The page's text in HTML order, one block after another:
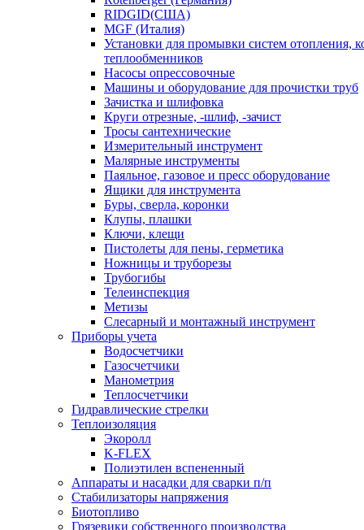
RIDGID(США)
MGF (Италия)
Установки для промывки систем отопления,
теплообменников
Насосы опрессовочные
Машины и оборудование для прочистки труб
Зачистка и шлифовка
Круги отрезные, -шлиф, -зачист
Тросы сантехнические
Измерительный инструмент
Малярные инструменты
Паяльное, газовое и пресс оборудование
Ящики для инструмента
Буры, сверла, коронки
Клупы, плашки
Ключи, клещи
Пистолеты для пены, герметика
Ножницы и труборезы
Трубогибы
Телеинспекция
Метизы
Слесарный и монтажный инструмент
Приборы учета
Водосчетчики
Газосчетчики
Манометрия
Теплосчетчики
Гидравлические стрелки
Теплоизоляция
Экоролл
K-FLEX
Полиэтилен вспененный
Аппараты и насадки для сварки п/п
Стабилизаторы напряжения
Биотопливо
Грязевики собственного производства